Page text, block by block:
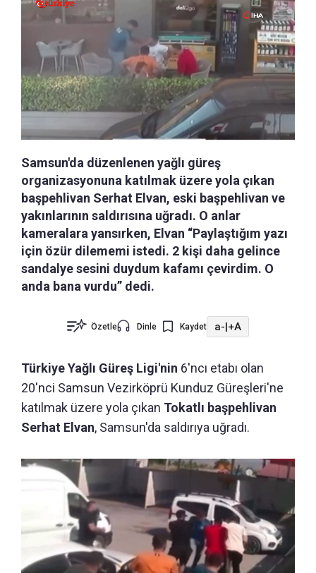
Samsun'da düzenlenen yağlı güreş
organizasyonuna katılmak üzere yola çıkan
başpehlivan Serhat Elvan, eski başpehlivan ve
yakınlarının saldırısına uğradı. O anlar
kameralara yansırken, Elvan “Paylaştığım yazı
için özür dilememi istedi. 2 kişi daha gelince
sandalye sesini duydum kafamı çevirdim. O
anda bana vurdu” dedi.
Özetle Dinle Kaydet a-|+A
Türkiye Yağlı Güreş Ligi'nin 6'ncı etabı olan
20'nci Samsun Vezirköprü Kunduz Güreşleri'ne
katılmak üzere yola çıkan Tokatlı başpehlivan
Serhat Elvan, Samsun'da saldırıya uğradı.